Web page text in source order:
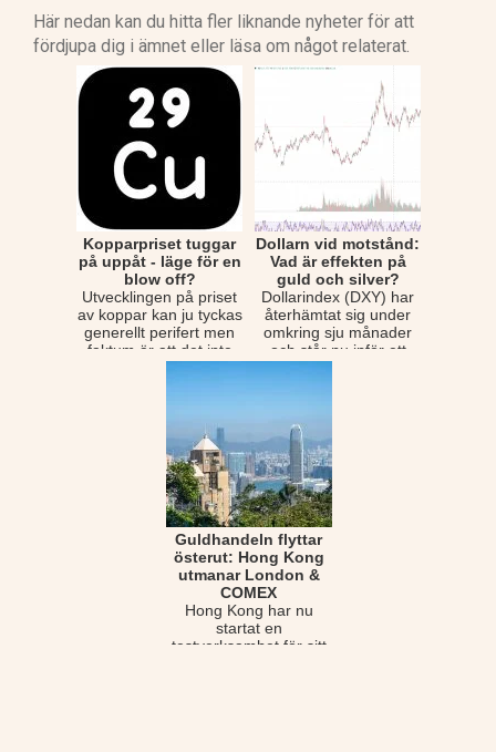
Här nedan kan du hitta fler liknande nyheter för att
fördjupa dig i ämnet eller läsa om något relaterat.
Kopparpriset tuggar
på uppåt - läge för en
blow off?
Utvecklingen på priset
av koppar kan ju tyckas
generellt perifert men
faktum är att det inte
för int...
Dollarn vid motstånd:
Vad är effekten på
guld och silver?
Dollarindex (DXY) har
återhämtat sig under
omkring sju månader
och står nu inför ett
betydligt vikti...
Guldhandeln flyttar
österut: Hong Kong
utmanar London &
COMEX
Hong Kong har nu
startat en
testverksamhet för sitt